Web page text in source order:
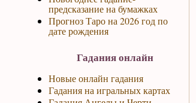
предсказание на бумажках
Прогноз Таро на 2026 год по
дате рождения
Гадания онлайн
Новые онлайн гадания
Гадания на игральных картах